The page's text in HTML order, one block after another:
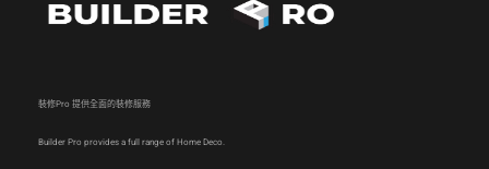
裝修Pro 提供全面的裝修服務
Builder Pro provides a full range of Home Deco.